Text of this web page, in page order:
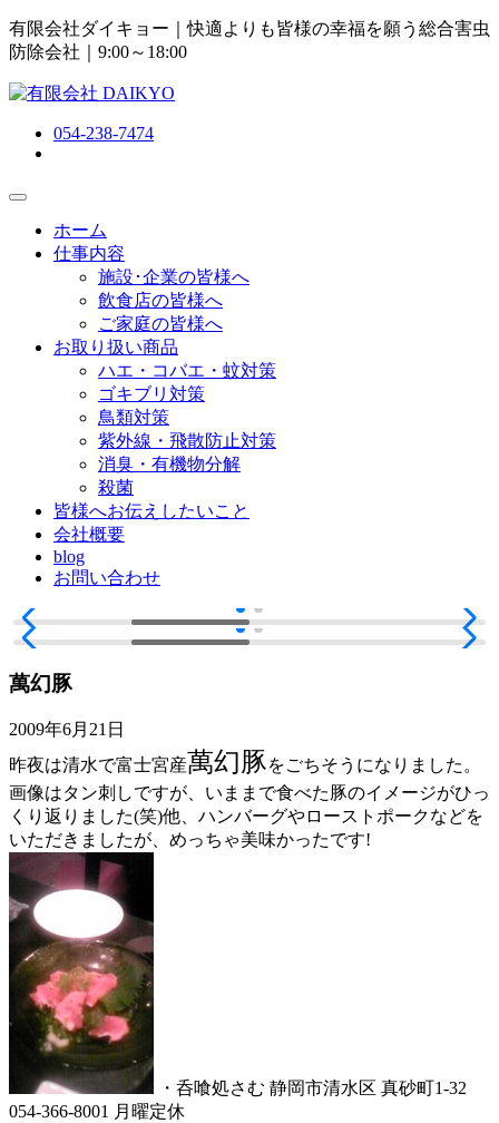
有限会社ダイキョー｜快適よりも皆様の幸福を願う総合害虫
防除会社 ｜9:00～18:00
054-238-7474
ホーム
仕事内容
施設･企業の皆様へ
飲食店の皆様へ
ご家庭の皆様へ
お取り扱い商品
ハエ・コバエ・蚊対策
ゴキブリ対策
鳥類対策
紫外線・飛散防止対策
消臭・有機物分解
殺菌
皆様へお伝えしたいこと
会社概要
blog
お問い合わせ
萬幻豚
2009年6月21日
昨夜は清水で富士宮産萬幻豚をごちそうになりました。
画像はタン刺しですが、いままで食べた豚のイメージがひっ
くり返りました(笑)他、ハンバーグやローストポークなどを
いただきましたが、めっちゃ美味かったです!
・呑喰処さむ 静岡市清水区 真砂町1-32
054-366-8001 月曜定休